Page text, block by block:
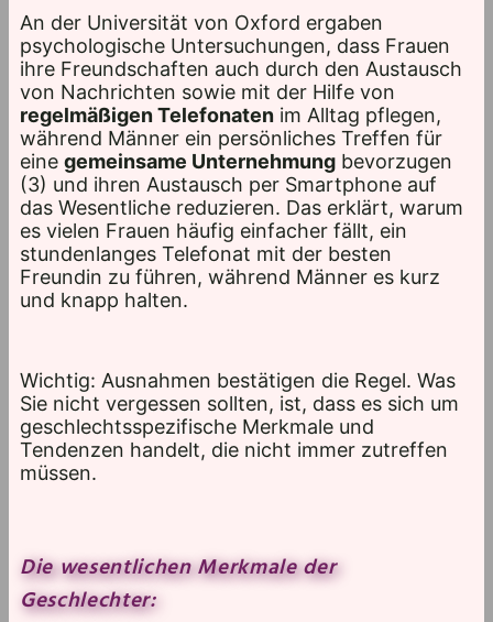
An der Universität von Oxford ergaben
psychologische Untersuchungen, dass Frauen
ihre Freundschaften auch durch den Austausch
von Nachrichten sowie mit der Hilfe von
regelmäßigen Telefonaten im Alltag pflegen,
während Männer ein persönliches Treffen für
eine gemeinsame Unternehmung bevorzugen
(3) und ihren Austausch per Smartphone auf
das Wesentliche reduzieren. Das erklärt, warum
es vielen Frauen häufig einfacher fällt, ein
stundenlanges Telefonat mit der besten
Freundin zu führen, während Männer es kurz
und knapp halten.
Wichtig: Ausnahmen bestätigen die Regel. Was
Sie nicht vergessen sollten, ist, dass es sich um
geschlechtsspezifische Merkmale und
Tendenzen handelt, die nicht immer zutreffen
müssen.
Die wesentlichen Merkmale der
Geschlechter: